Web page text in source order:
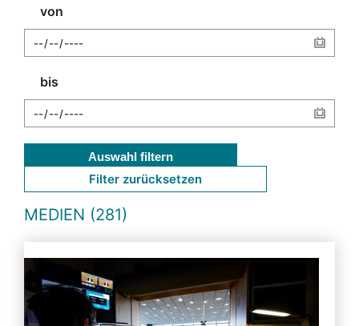
von
bis
Auswahl filtern
Filter zurücksetzen
MEDIEN (281)